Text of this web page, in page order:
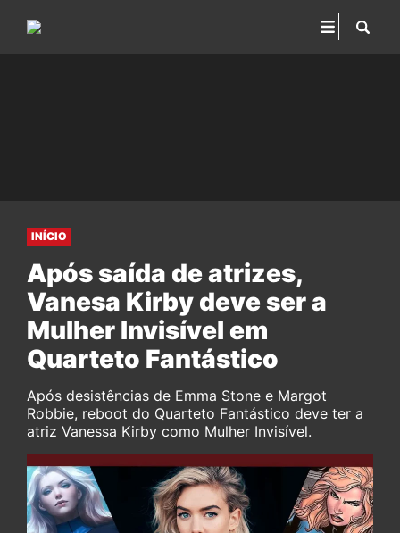
INÍCIO
Após saída de atrizes,
Vanesa Kirby deve ser a
Mulher Invisível em
Quarteto Fantástico
Após desistências de Emma Stone e Margot
Robbie, reboot do Quarteto Fantástico deve ter a
atriz Vanessa Kirby como Mulher Invisível.